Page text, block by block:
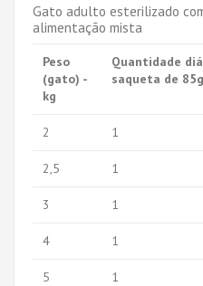
Gato adulto esterilizado
alimentação mista
Peso
(gato) -
kg
Quantidade
saqueta de 85g
2 1
2,5 1
3 1
4 1
5 1